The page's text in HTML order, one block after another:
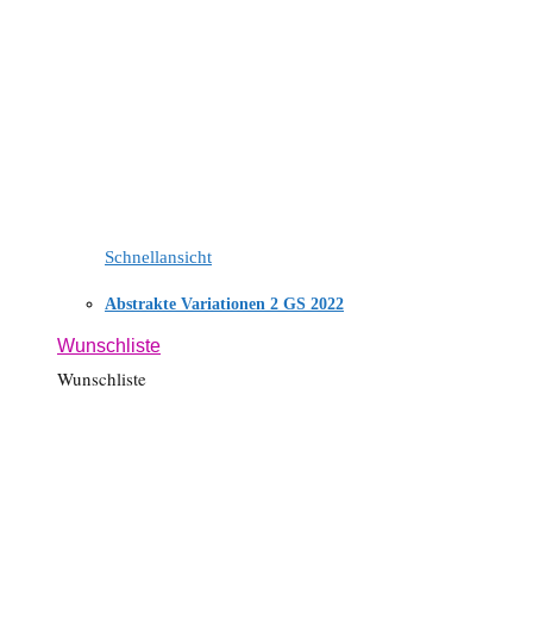
Schnellansicht
Abstrakte Variationen 2 GS 2022
Wunschliste
Wunschliste